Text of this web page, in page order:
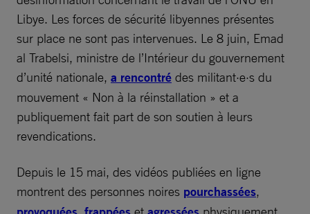
Libye. Les forces de sécurité libyennes présentes
sur place ne sont pas intervenues. Le 8 juin, Emad
al Trabelsi, ministre de l’Intérieur du gouvernement
d’unité nationale, a rencontré des militant·e·s du
mouvement « Non à la réinstallation » et a
publiquement fait part de son soutien à leurs
revendications.
Depuis le 15 mai, des vidéos publiées en ligne
montrent des personnes noires pourchassées,